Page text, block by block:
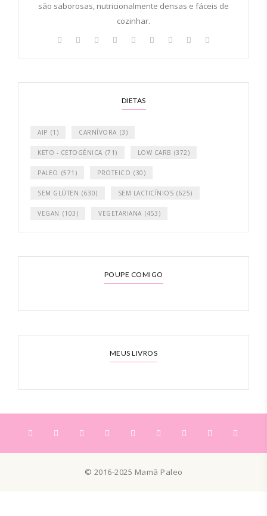
são saborosas, nutricionalmente densas e fáceis de
cozinhar.
DIETAS
AIP (1) CARNÍVORA (3)
KETO - CETOGÉNICA (71) LOW CARB (372)
PALEO (571) PROTEICO (30)
SEM GLÚTEN (630) SEM LACTICÍNIOS (625)
VEGAN (103) VEGETARIANA (453)
POUPE COMIGO
MEUS LIVROS
© 2016-2025 Mamã Paleo